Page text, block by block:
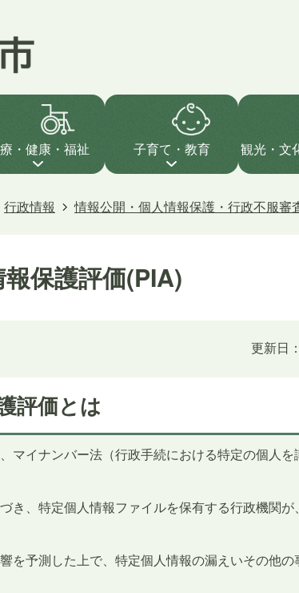
・健康・福祉 子育て・教育 観光・文
行政情報 情報公開・個人情報保護・行政不服審
保護評価(PIA)
更新日
評価とは
マイナンバー法（行政手続における特定の個人
き、特定個人情報ファイルを保有する行政機関が
を予測した上で、特定個人情報の漏えいその他